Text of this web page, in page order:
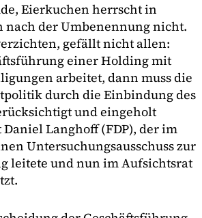
Eierkuchen herrscht in
nach der Umbenennung nicht.
gefällt nicht allen:
einer Holding mit
arbeitet, dann muss die
durch die Einbindung des
und eingeholt
Langhoff (FDP), der im
Untersuchungsausschuss zur
leitete und nun im Aufsichtsrat